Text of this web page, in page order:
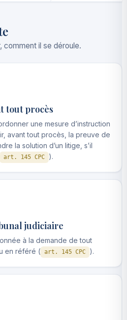
comment il se déroule.
tout procès
une mesure d’instruction
avant tout procès, la preuve de
la solution d’un litige, s’il
art. 145 CPC ).
judiciaire
à la demande de tout
en référé ( art. 145 CPC ).